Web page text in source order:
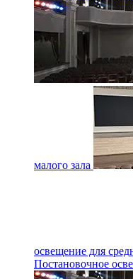
малого зала
освещение для
Постановочное